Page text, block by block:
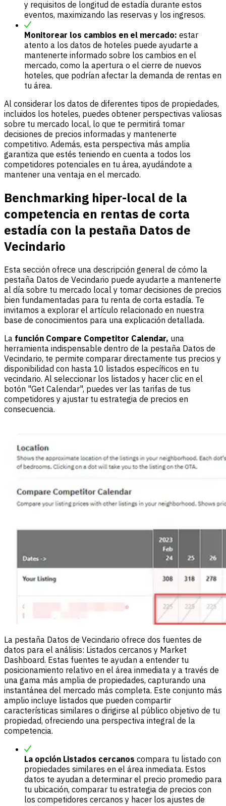
y requisitos de longitud de estadía durante estos
eventos, maximizando las reservas y los ingresos.
Monitorear los cambios en el mercado: estar
atento a los datos de hoteles puede ayudarte a
mantenerte informado sobre los cambios en el
mercado, como la apertura o el cierre de nuevos
hoteles, que podrían afectar la demanda de rentas en
tu área.
Al considerar los datos de diferentes tipos de propiedades,
incluidos los hoteles, puedes obtener perspectivas valiosas
sobre tu mercado local, lo que te permitirá tomar
decisiones de precios informadas y mantenerte
competitivo. Además, esta perspectiva más amplia
garantiza que estés teniendo en cuenta a todos los
competidores potenciales en tu área, ayudándote a
mantener una ventaja en el mercado.
Benchmarking hiper-local de la
competencia en rentas de corta
estadía con la pestaña Datos de
Vecindario
Esta sección ofrece una descripción general de cómo la
pestaña Datos de Vecindario puede ayudarte a mantenerte
al día sobre tu mercado local y tomar decisiones de precios
bien fundamentadas para tu renta de corta estadía. Te
invitamos a explorar el artículo relacionado en nuestra
base de conocimientos para una explicación detallada.
La función Compare Competitor Calendar, una
herramienta indispensable dentro de la pestaña Datos de
Vecindario, te permite comparar directamente tus precios y
disponibilidad con hasta 10 listados específicos en tu
vecindario. Al seleccionar los listados y hacer clic en el
botón "Get Calendar", puedes ver las tarifas de tus
competidores y ajustar tu estrategia de precios en
consecuencia.
La pestaña Datos de Vecindario ofrece dos fuentes de
datos para el análisis: Listados cercanos y Market
Dashboard. Estas fuentes te ayudan a entender tu
posicionamiento relativo en el área inmediata y a través de
una gama más amplia de propiedades, capturando una
instantánea del mercado más completa. Este conjunto más
amplio incluye listados que pueden compartir
características similares o dirigirse al público objetivo de tu
propiedad, ofreciendo una perspectiva integral de la
competencia.
La opción Listados cercanos compara tu listado con
propiedades similares en el área inmediata. Estos
datos te ayudan a determinar el precio promedio para
tu ubicación, comparar tu estrategia de precios con
los competidores cercanos y hacer los ajustes de